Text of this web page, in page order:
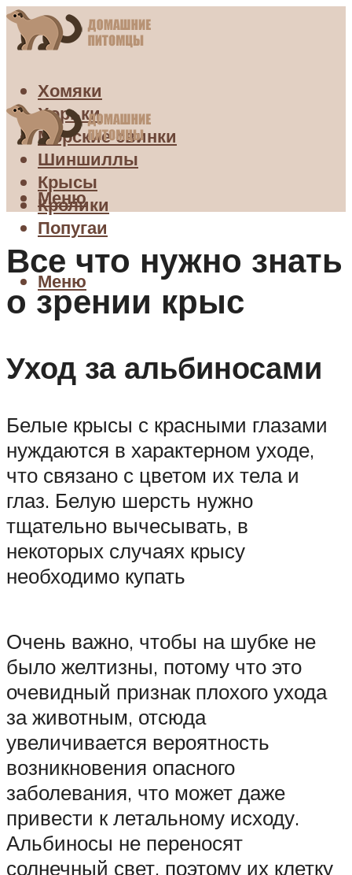
Хомяки
Хорьки
Морские свинки
Шиншиллы
Крысы
Кролики
Попугаи
Меню
Меню
Все что нужно знать
о зрении крыс
Уход за альбиносами
Белые крысы с красными глазами
нуждаются в характерном уходе,
что связано с цветом их тела и
глаз. Белую шерсть нужно
тщательно вычесывать, в
некоторых случаях крысу
необходимо купать
Очень важно, чтобы на шубке не
было желтизны, потому что это
очевидный признак плохого ухода
за животным, отсюда
увеличивается вероятность
возникновения опасного
заболевания, что может даже
привести к летальному исходу.
Альбиносы не переносят
солнечный свет, поэтому их клетку